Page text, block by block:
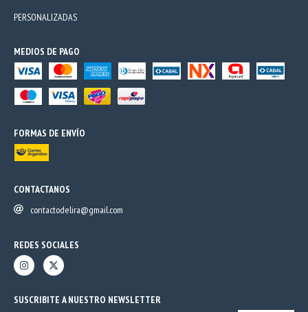
PERSONALIZADAS
MEDIOS DE PAGO
FORMAS DE ENVÍO
CONTACTANOS
contactodelira@gmail.com
REDES SOCIALES
SUSCRIBITE A NUESTRO NEWSLETTER